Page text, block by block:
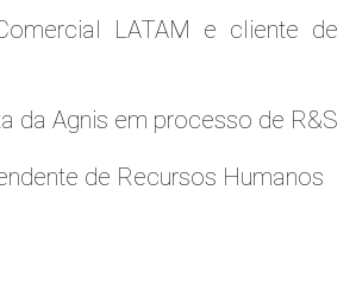
LATAM e cliente de
da Agnis em processo de R&S
de Recursos Humanos